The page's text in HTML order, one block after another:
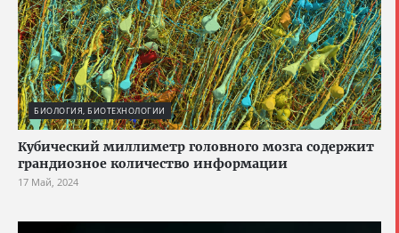
БИОЛОГИЯ, БИОТЕХНОЛОГИИ
Кубический миллиметр головного мозга содержит
грандиозное количество информации
17 Май, 2024